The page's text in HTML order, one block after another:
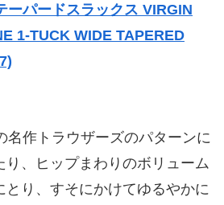
ーパードスラックス VIRGIN
1-TUCK WIDE TAPERED
名作トラウザーズのパターンに
り、ヒップまわりのボリューム
とり、すそにかけてゆるやかに